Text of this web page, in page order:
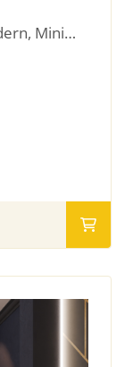
Scandinavisch, Japandi, Modern, Minimalistich